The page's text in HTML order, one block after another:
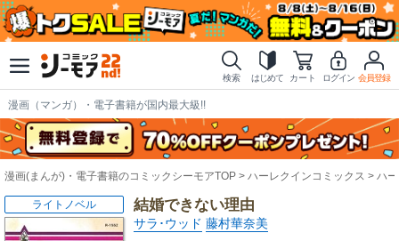
検索 はじめて カート ログイン 会員登録
漫画（マンガ）・電子書籍が国内最大級!!
漫画(まんが)・電子書籍のコミックシーモアTOP ハーレクインコミックス ハ
結婚できない理由
サラ･ウッド 藤村華奈美
ライトノベル